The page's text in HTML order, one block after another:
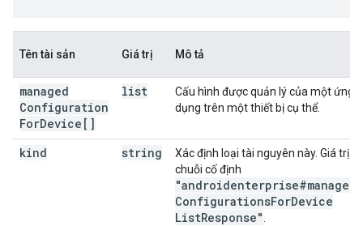
Tên tài sản Giá trị Mô tả
managed
Configuration
ForDevice[]
list
Cấu hình được quản lý của một ứng
dụng trên một thiết bị cụ thể.
kind string
Xác định loại tài nguyên này. Giá trị:
chuỗi cố định
"androidenterprise#managed
ConfigurationsForDevice
ListResponse"